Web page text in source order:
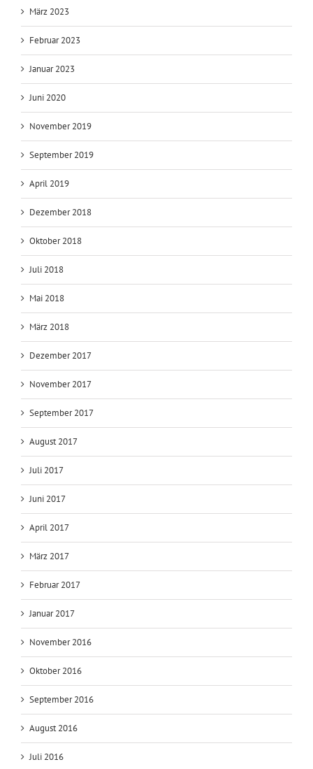
März 2023
Februar 2023
Januar 2023
Juni 2020
November 2019
September 2019
April 2019
Dezember 2018
Oktober 2018
Juli 2018
Mai 2018
März 2018
Dezember 2017
November 2017
September 2017
August 2017
Juli 2017
Juni 2017
April 2017
März 2017
Februar 2017
Januar 2017
November 2016
Oktober 2016
September 2016
August 2016
Juli 2016